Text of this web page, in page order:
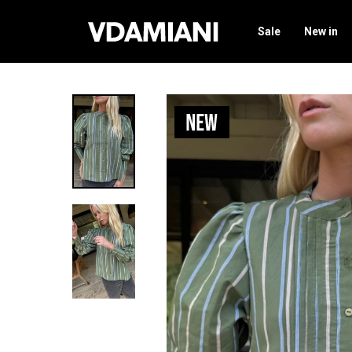
Sale New in